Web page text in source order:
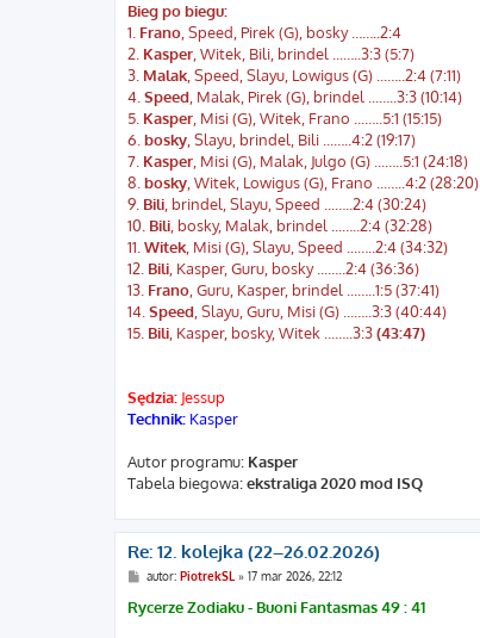
Bieg po biegu:
1. Frano , Speed, Pirek (G), bosky ……..2:4
2. Kasper , Witek, Bili, brindel ...…..3:3 (5:7)
3. Malak , Speed, Slayu, Lowigus (G) ...…..2:4 (7:11)
4. Speed , Malak, Pirek (G), brindel ...…..3:3 (10:14)
5. Kasper , Misi (G), Witek, Frano ...…..5:1 (15:15)
6. bosky , Slayu, brindel, Bili ...…..4:2 (19:17)
7. Kasper , Misi (G), Malak, Julgo (G) ...…..5:1 (24:18)
8. bosky , Witek, Lowigus (G), Frano ...…..4:2 (28:20)
9. Bili , brindel, Slayu, Speed ...…..2:4 (30:24)
10. Bili , bosky, Malak, brindel ...…..2:4 (32:28)
11. Witek , Misi (G), Slayu, Speed ...…..2:4 (34:32)
12. Bili , Kasper, Guru, bosky ...…..2:4 (36:36)
13. Frano , Guru, Kasper, brindel ...…..1:5 (37:41)
14. Speed , Slayu, Guru, Misi (G) ...…..3:3 (40:44)
15. Bili , Kasper, bosky, Witek ...…..3:3(43:47)
Sędzia: Jessup
Technik: Kasper
Autor programu: Kasper
Tabela biegowa:ekstraliga 2020 mod ISQ
Re: 12. kolejka (22–26.02.2026)
P
s
t
autor: PiotrekSL » 17 mar 2026, 22:12
Rycerze Zodiaku - Buoni Fantasmas 49 : 41